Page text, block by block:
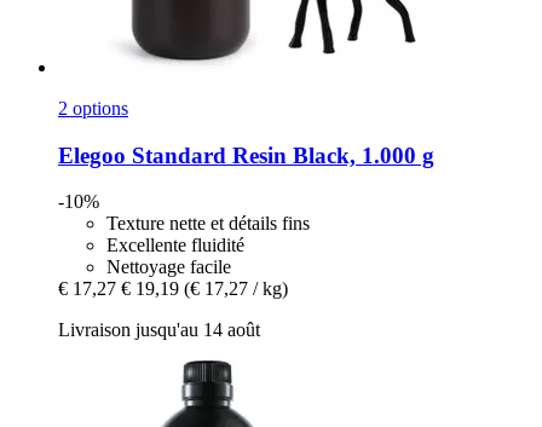
2 options
Elegoo Standard Resin Black, 1.000 g
-10%
Texture nette et détails fins
Excellente fluidité
Nettoyage facile
€ 17,27 € 19,19 (€ 17,27 / kg)
Livraison jusqu'au 14 août